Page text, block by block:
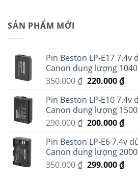
SẢN PHẨM MỚI
Pin Beston LP-E17 7.4v
Canon dung lượng
350.000₫ Giá
là:
350.000 ₫.
220.000₫Giá
tại
là:
Pin Beston LP-E10 7.4v
Canon dung lượng
290.000₫ Giá
là:
290.000 ₫.
200.000₫Giá
tại
là:
Pin Beston LP-E6 7.4v
Canon dung lượng
350.000₫ Giá
299.000₫Giá